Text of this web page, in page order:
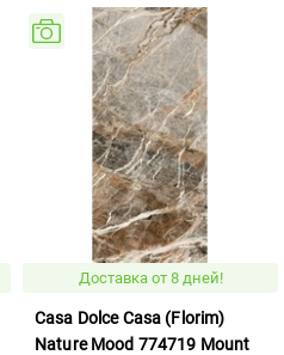
Доставка от 8 дней!
Casa Dolce Casa (Florim)
Nature Mood 774719 Mount